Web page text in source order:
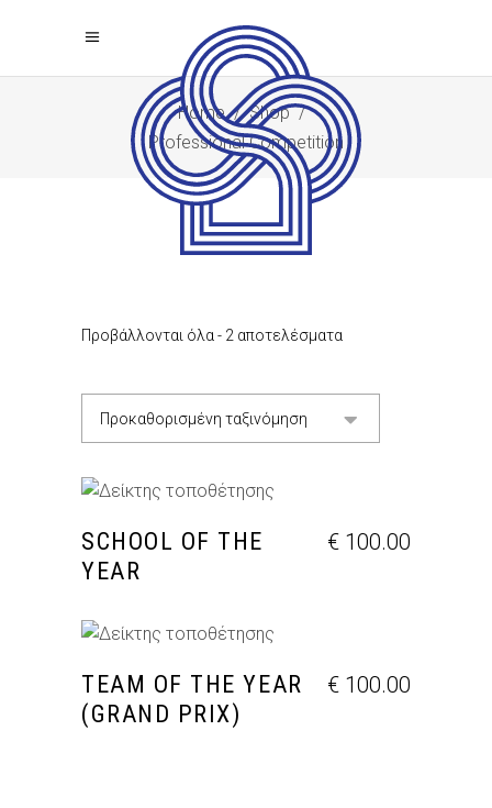
Home/Shop/
Professional Competition
Προβάλλονται όλα - 2 αποτελέσματα
Προκαθορισμένη ταξινόμηση
ΠΡΟΣΘΉΚΗ ΣΤΟ ΚΑΛΆΘΙ
SCHOOL OF THE
YEAR
€ 100.00
ΠΡΟΣΘΉΚΗ ΣΤΟ ΚΑΛΆΘΙ
TEAM OF THE YEAR
(GRAND PRIX)
€ 100.00